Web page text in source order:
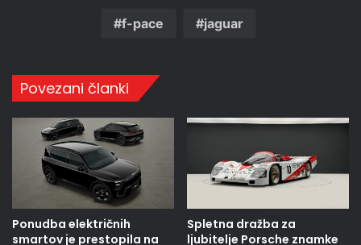
f-pace jaguar
Povezani članki
Ponudba električnih
smartov je prestopila na
Spletna dražba za
ljubitelje Porsche znamke